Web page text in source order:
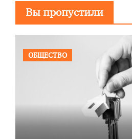
Вы пропустили
ОБЩЕСТВО